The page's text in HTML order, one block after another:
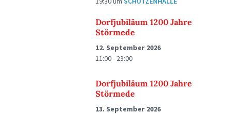
Dorfjubiläum 1200 Jahre
Störmede
12. September 2026
11:00 - 23:00
Dorfjubiläum 1200 Jahre
Störmede
13. September 2026